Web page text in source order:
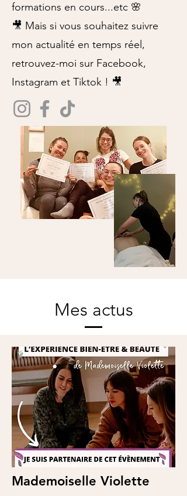
formations en cours...etc 🌸
🎥 Mais si vous souhaitez suivre
mon actualité en temps réel,
retrouvez-moi sur Facebook,
Instagram et Tiktok ! 🎥
Mes actus
Mademoiselle Violette